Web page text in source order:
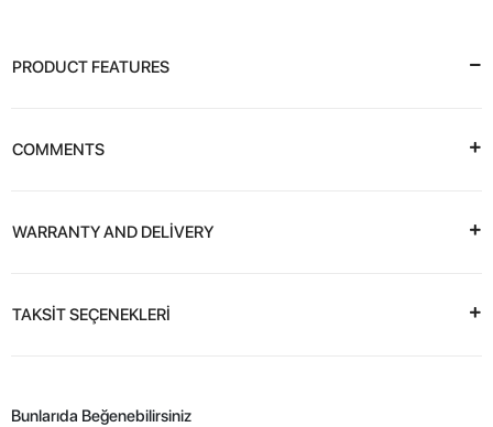
PRODUCT FEATURES
COMMENTS
WARRANTY AND DELİVERY
TAKSİT SEÇENEKLERİ
Bunlarıda Beğenebilirsiniz